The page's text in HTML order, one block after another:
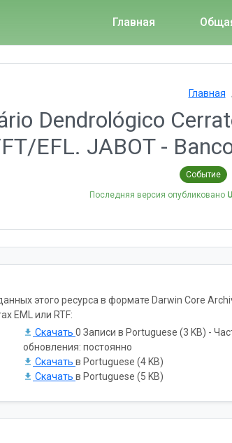
Главная
Главная
Dendrológico
EFL. JABOT -
Событие
Последняя версия опубликовано
этого ресурса в формате Darwin Core
EML или RTF:
Скачать 0 Записи в Portuguese (3 KB) -
обновления: постоянно
Скачать в Portuguese (4 KB)
Скачать в Portuguese (5 KB)